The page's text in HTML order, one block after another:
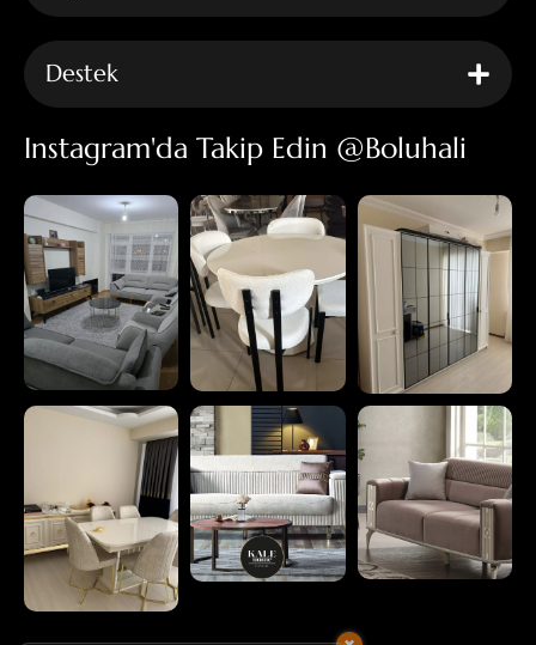
Destek
Instagram'da Takip Edin @boluhali